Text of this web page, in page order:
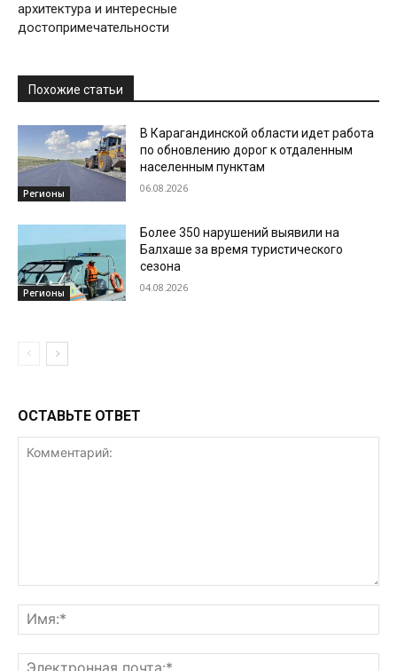
архитектура и интересные
достопримечательности
Похожие статьи
Регионы
В Карагандинской области идет работа
по обновлению дорог к отдаленным
населенным пунктам
06.08.2026
Регионы
Более 350 нарушений выявили на
Балхаше за время туристического
сезона
04.08.2026
ОСТАВЬТЕ ОТВЕТ